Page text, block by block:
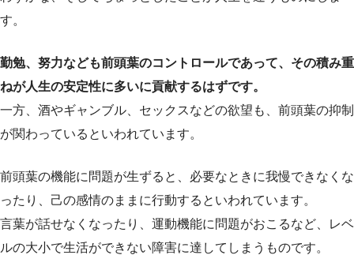
す。
勤勉、努力なども前頭葉のコントロールであって、その積み重
ねが人生の安定性に多いに貢献するはずです。
一方、酒やギャンブル、セックスなどの欲望も、前頭葉の抑制
が関わっているといわれています。
前頭葉の機能に問題が生ずると、必要なときに我慢できなくな
ったり、己の感情のままに行動するといわれています。
言葉が話せなくなったり、運動機能に問題がおこるなど、レベ
ルの大小で生活ができない障害に達してしまうものです。